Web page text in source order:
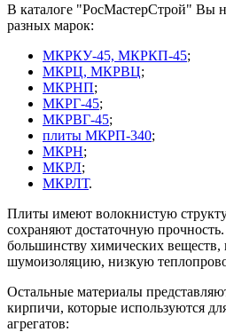
В каталоге "РосМастерСтрой" Вы
разных марок:
МКРКУ-45, МКРКП-45;
МКРЦ, МКРВЦ;
МКРНП;
МКРГ-45;
МКРВГ-45;
плиты МКРП-340;
МКРН;
МКРЛ;
МКРЛТ.
Плиты имеют волокнистую
сохраняют достаточную
большинству химических
шумоизоляцию, низкую
Остальные материалы
кирпичи, которые используются
агрегатов: